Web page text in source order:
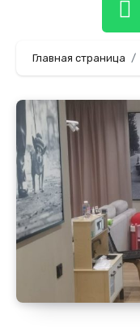
Главная страница